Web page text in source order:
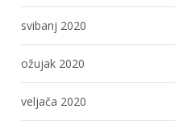
svibanj 2020
ožujak 2020
veljača 2020